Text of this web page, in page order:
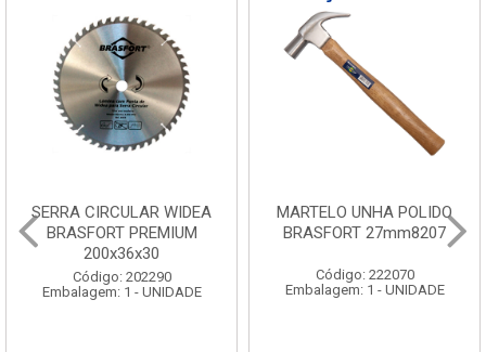
SERRA CIRCULAR WIDEA
BRASFORT PREMIUM
200x36x30
Código: 202290
Embalagem: 1 - UNIDADE
MARTELO UNHA POLIDO
BRASFORT 27mm8207
Código: 222070
Embalagem: 1 - UNIDADE